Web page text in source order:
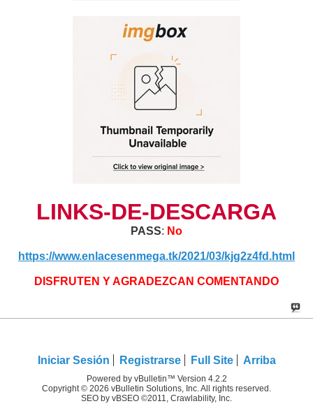
LINKS-DE-DESCARGA
PASS: No
https://www.enlacesenmega.tk/2021/03/kjg2z4fd.html
DISFRUTEN Y AGRADEZCAN COMENTANDO
Iniciar Sesión Registrarse Full Site Arriba
Powered by vBulletin™ Version 4.2.2
Copyright © 2026 vBulletin Solutions, Inc. All rights reserved.
SEO by vBSEO ©2011, Crawlability, Inc.